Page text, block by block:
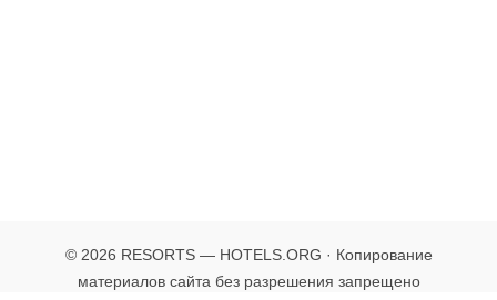
© 2026 RESORTS — HOTELS.ORG · Копирование
материалов сайта без разрешения запрещено